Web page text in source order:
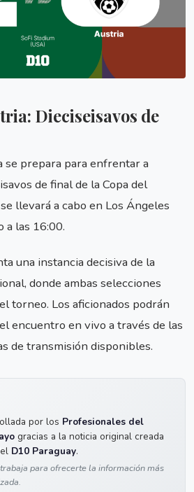
Dieciseisavos de
se prepara para enfrentar a
de final de la Copa del
llevará a cabo en Los Ángeles
a las 16:00.
una instancia decisiva de la
donde ambas selecciones
torneo. Los aficionados podrán
encuentro en vivo a través de las
de transmisión disponibles.
por los Profesionales del
gracias a la noticia original creada
D10 Paraguay.
para ofrecerte la información más